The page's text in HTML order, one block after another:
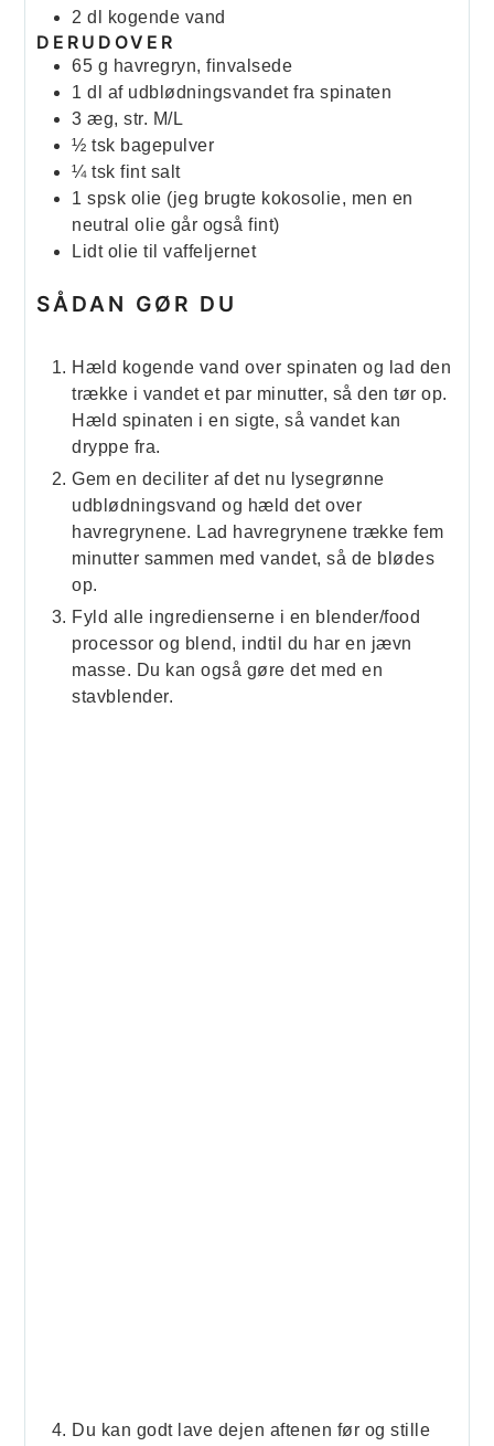
2 dl kogende vand
DERUDOVER
65 g havregryn, finvalsede
1 dl
af udblødningsvandet fra spinaten
3 æg, str. M/L
½ tsk bagepulver
¼ tsk fint salt
1 spsk olie (jeg brugte kokosolie, men en
neutral olie går også fint)
Lidt olie til vaffeljernet
SÅDAN GØR DU
Hæld kogende vand over spinaten og lad den
trække i vandet et par minutter, så den tør op.
Hæld spinaten i en sigte, så vandet kan
dryppe fra.
Gem en deciliter af det nu lysegrønne
udblødningsvand og hæld det over
havregrynene. Lad havregrynene trække fem
minutter sammen med vandet, så de blødes
op.
Fyld alle ingredienserne i en blender/food
processor og blend, indtil du har en jævn
masse. Du kan også gøre det med en
stavblender.
Du kan godt lave dejen aftenen før og stille